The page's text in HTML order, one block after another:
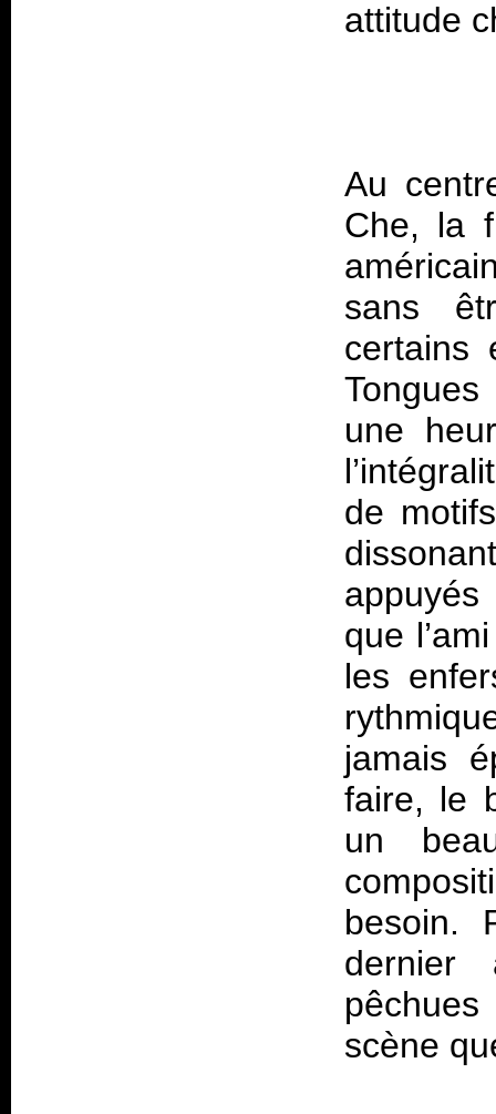
Au
Che, la
sans
certains
Tongues
une
de
que
les
jamais
faire, le
un
besoin.
dernier